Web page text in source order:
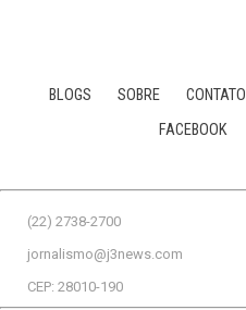
BLOGS SOBRE CONTATO
FACEBOOK
(22) 2738-2700
jornalismo@j3news.com
CEP: 28010-190